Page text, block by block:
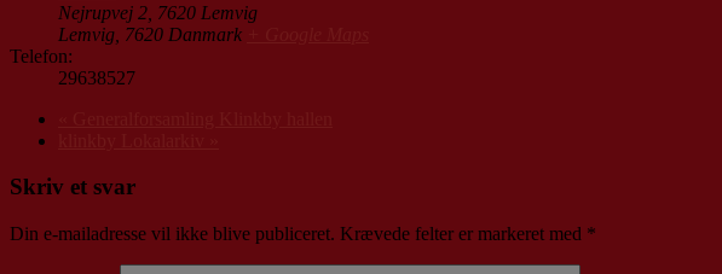
Nejrupvej 2, 7620 Lemvig
Lemvig 7620 Danmark
Telefon:
29638527
Skriv et svar
Din e-mailadresse vil ikke blive publiceret. Krævede felter er markeret med *